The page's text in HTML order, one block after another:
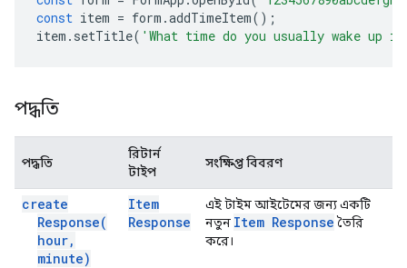
const item = form .addTimeItem();
item . setTitle( 'What time do you usually wake up
পদ্ধতি
পদ্ধতি
রিটার্ন
টাইপ
সংক্ষিপ্ত বিবরণ
create
Response(
hour,
minute)
Item
Response
এই টাইম আইটেমের জন্য একটি
নতুন Item Response তৈরি
করে।